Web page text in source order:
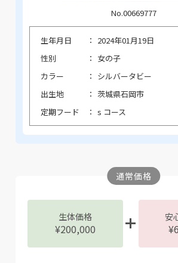
No.00669777
生年月日
2024年01月19日
性別
女の子
カラー
シルバータビー
出生地
茨城県石岡市
定期フード
s コース
通常価格
生体価格
¥200,000
安